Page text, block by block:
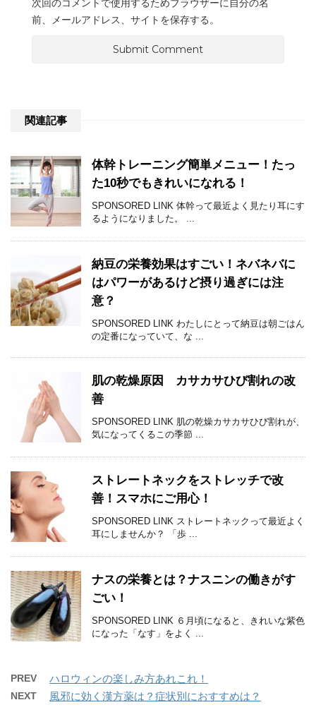
次回のコメントで使用するためブラウザーに自分の名
前、メールアドレス、サイトを保存する。
関連記事
体幹トレーニング簡単メニュー！たっ
た10秒でもきれいになれる！
SPONSORED LINK 体幹って最近よく見たり耳にす
るようになりました。 ...
納豆の栄養効果はすごい！ネバネバに
はパワーがあるけど摂り過ぎには注
意？
SPONSORED LINK わたしにとって納豆は朝ごはん
の定番になっていて、な ...
肌の乾燥原因 カサカサひび割れの改
善
SPONSORED LINK 肌の乾燥カサカサひび割れが、
気になってくるこの季節 ...
ストレートネックをストレッチで改
善！スマホにご用心！
SPONSORED LINK ストレートネックって最近よく
耳にしませんか？ 「歩 ...
ナスの栄養とは？ナスニンの働きがす
ごい！
SPONSORED LINK ６月頃になると、きれいな紫色
になった「なす」をよく ...
PREV ハロウィンの楽しみ方あれこれ！
NEXT 風邪に効く漢方薬は？症状別におすすめは？